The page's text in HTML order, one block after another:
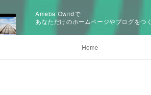
Ameba Owndで
あなただけのホームページやブログをつ
Home